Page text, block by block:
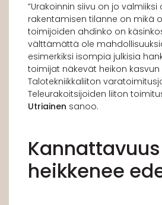
”Urakoinnin siivu on jo valmiiksi
rakentamisen tilanne on mikä
toimijoiden ahdinko on
välttämättä ole
esimerkiksi isompia julkisia
toimijat näkevät heikon kasvun
Talotekniikkaliiton
Teleurakoitsijoiden liiton
Utriainen sanoo.
Kannattavuus
heikkenee